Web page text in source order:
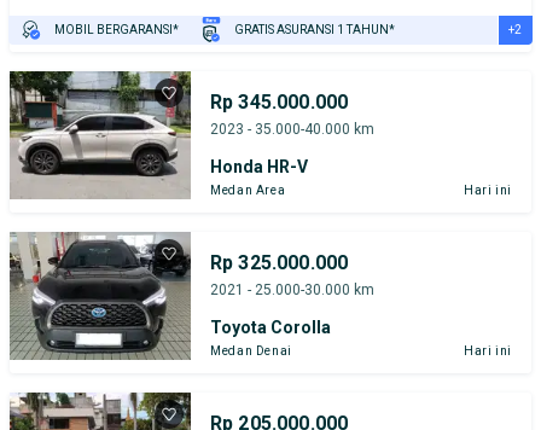
MOBIL BERGARANSI* GRATIS ASURANSI 1 TAHUN* +2
Rp 345.000.000
2023 - 35.000-40.000 km
Honda HR-V
Medan Area Hari ini
Rp 325.000.000
2021 - 25.000-30.000 km
Toyota Corolla
Medan Denai Hari ini
Rp 205.000.000